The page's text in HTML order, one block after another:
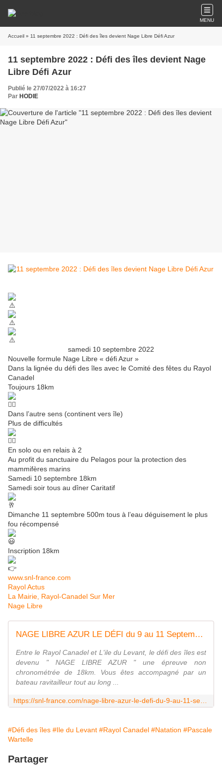
MENU
Accueil » 11 septembre 2022 : Défi des îles devient Nage Libre Défi Azur
11 septembre 2022 : Défi des îles devient Nage
Libre Défi Azur
Publié le 27/07/2022 à 16:27
Par HODIE
samedi 10 septembre 2022
Nouvelle formule Nage Libre « défi Azur »
Dans la lignée du défi des îles avec le Comité des fêtes du Rayol
Canadel
Toujours 18km
Dans l’autre sens (continent vers île)
Plus de difficultés
En solo ou en relais à 2
Au profit du sanctuaire du Pelagos pour la protection des
mammifères marins
Samedi 10 septembre 18km
Samedi soir tous au dîner Caritatif
Dimanche 11 septembre 500m tous à l’eau déguisement le plus
fou récompensé
Inscription 18km
www.snl-france.com
Rayol Actus
La Mairie, Rayol-Canadel Sur Mer
Nage Libre
NAGE LIBRE AZUR LE DÉFI du 9 au 11 Septembre 2022 -
Entre le Rayol Canadel et L'ile du Levant, le défi des îles est
devenu " NAGE LIBRE AZUR " une épreuve non
chronométrée de 18km. Vous êtes accompagné par un
bateau ravitailleur tout au long ...
#Défi des îles #Ile du Levant #Rayol Canadel #Natation #Pascale
Wartelle
Partager